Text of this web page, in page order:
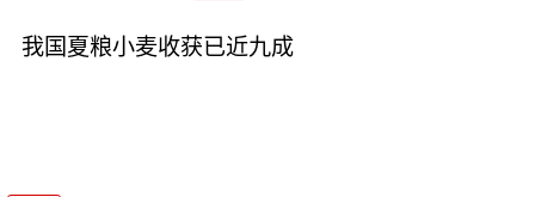
我国夏粮小麦收获已近九成